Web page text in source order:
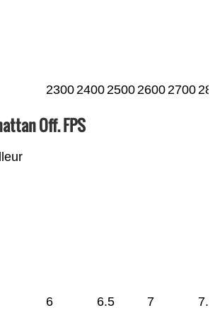
23002400250026002700
Off. FPS
6 6.5 7 7.5